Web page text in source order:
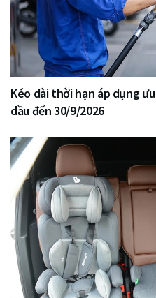
Kéo dài thời hạn áp dụng
dầu đến 30/9/2026